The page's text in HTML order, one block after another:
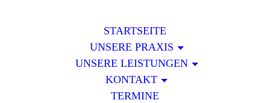
STARTSEITE
UNSERE PRAXIS
UNSERE LEISTUNGEN
KONTAKT
TERMINE